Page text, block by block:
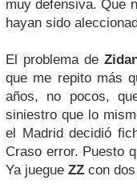
muy defensiva. Que
hayan sido
El problema de
que me repito más
años, no pocos,
siniestro que lo
el Madrid decidió
Craso error. Puesto
Ya juegue ZZ con